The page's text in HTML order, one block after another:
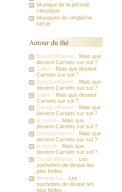
Musique de la période
classique
Musiques du vingtième
siècle
Autour du thé
DavidLeMarrec - Mais que
devient Carnets sur sol ?
Julien - Mais que devient
Carnets sur sol ?
DavidLeMarrec - Mais que
devient Carnets sur sol ?
Julien - Mais que devient
Carnets sur sol ?
DavidLeMarrec - Mais que
devient Carnets sur sol ?
la souris - Mais que
devient Carnets sur sol ?
DavidLeMarrec - Mais que
devient Carnets sur sol ?
la souris - Mais que
devient Carnets sur sol ?
DavidLeMarrec - Les
pochettes de disque les
plus belles...
Benedictus - Les
pochettes de disque les
plus belles...